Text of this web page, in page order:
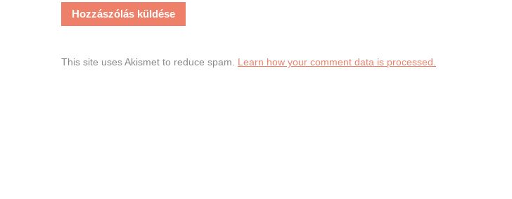
This site uses Akismet to reduce spam. Learn how your comment data is processed.